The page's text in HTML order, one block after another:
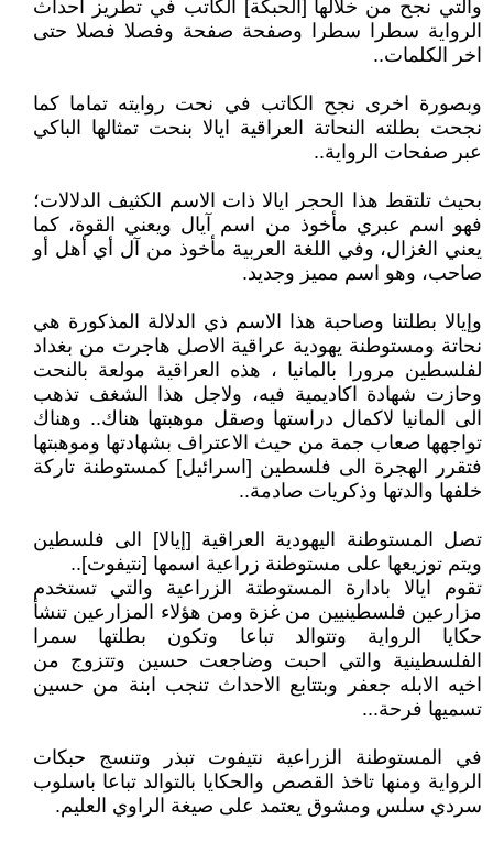
والتي نجح من خلالها [الحبكة] الكاتب في تطريز احداث
الرواية سطرا سطرا وصفحة صفحة وفصلا فصلا حتى
اخر الكلمات..
وبصورة اخرى نجح الكاتب في نحت روايته تماما كما
نجحت بطلته النحاتة العراقية ايالا بنحت تمثالها الباكي
عبر صفحات الرواية..
بحيث تلتقط هذا الحجر ايالا ذات الاسم الكثيف الدلالات؛
فهو اسم عبري مأخوذ من اسم آيال ويعني القوة، كما
يعني الغزال، وفي اللغة العربية مأخوذ من آل أي أهل أو
صاحب، وهو اسم مميز وجديد.
وإيالا بطلتنا وصاحبة هذا الاسم ذي الدلالة المذكورة هي
نحاتة ومستوطنة يهودية عراقية الاصل هاجرت من بغداد
لفلسطين مرورا بالمانيا ، هذه العراقية مولعة بالنحت
وحازت شهادة اكاديمية فيه، ولاجل هذا الشغف تذهب
الى المانيا لاكمال دراستها وصقل موهبتها هناك.. وهناك
تواجهها صعاب جمة من حيث الاعتراف بشهادتها وموهبتها
فتقرر الهجرة الى فلسطين [اسرائيل] كمستوطنة تاركة
خلفها والدتها وذكريات صادمة..
تصل المستوطنة اليهودية العراقية [إيالا] الى فلسطين
ويتم توزيعها على مستوطنة زراعية اسمها [نتيفوت]..
تقوم ايالا بادارة المستوطتة الزراعية والتي تستخدم
مزارعين فلسطينيين من غزة ومن هؤلاء المزارعين تنشأ
حكايا الرواية وتتوالد تباعا وتكون بطلتها سمرا
الفلسطينية والتي احبت وضاجعت حسين وتتزوج من
اخيه الابله جعفر وبتتابع الاحداث تنجب ابنة من حسين
تسميها فرحة...
في المستوطنة الزراعية نتيفوت تبذر وتنسج حبكات
الرواية ومنها تاخذ القصص والحكايا بالتوالد تباعا باسلوب
سردي سلس ومشوق يعتمد على صيغة الراوي العليم.